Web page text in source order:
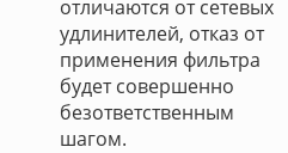
отличаются от сетевых
удлинителей, отказ от
применения фильтра
будет совершенно
безответственным
шагом.